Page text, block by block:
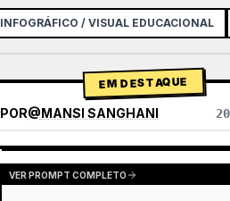
INFOGRÁFICO / VISUAL EDUCACIONAL
EM DESTAQUE
POR@MANSI SANGHANI
VER RESULTADOS DE OUTROS
VER PROMPT COMPLETO